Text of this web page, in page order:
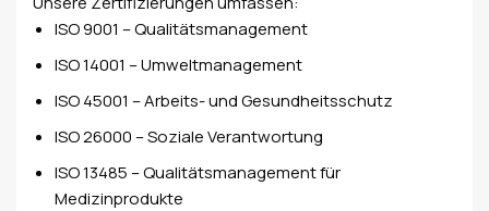
ISO 9001 – Qualitätsmanagement
ISO 14001 – Umweltmanagement
ISO 45001 – Arbeits- und Gesundheitsschutz
ISO 26000 – Soziale Verantwortung
ISO 13485 – Qualitätsmanagement für
Medizinprodukte